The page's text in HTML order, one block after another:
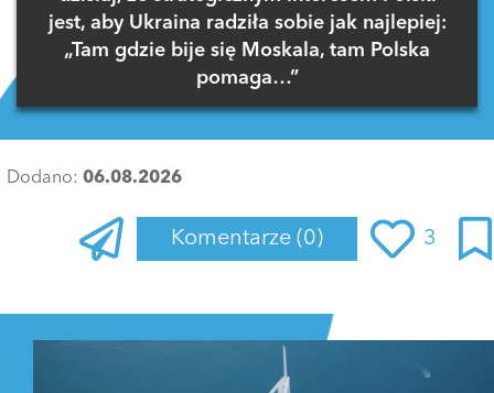
jest, aby Ukraina radziła sobie jak najlepiej:
„Tam gdzie bije się Moskala, tam Polska
pomaga…”
Dodano: 06.08.2026
Komentarze (0) 3